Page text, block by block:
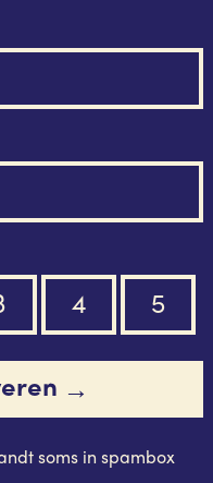
4 5
→
soms in spambox